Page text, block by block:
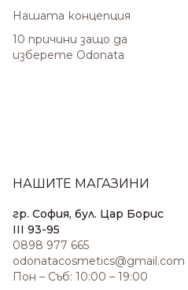
Нашата концепция
10 причини защо да
изберете Odonata
НАШИТЕ МАГАЗИНИ
гр. София, бул. Цар Борис
III 93-95
0898 977 665
odonatacosmetics@gmail.com
Пон – Съб: 10:00 – 19:00